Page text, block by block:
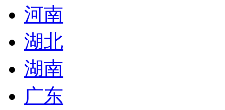
河南
湖北
湖南
广东